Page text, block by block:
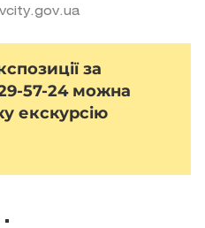
за
57-24 можна
екскурсію